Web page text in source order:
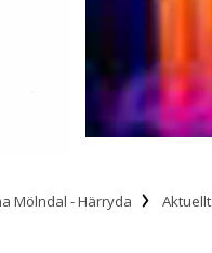
Mölndal - Härryda Aktuellt